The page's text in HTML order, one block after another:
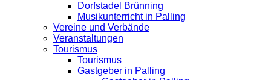
Dorfstadel Brünning
Musikunterricht in Palling
Vereine und Verbände
Veranstaltungen
Tourismus
Tourismus
Gastgeber in Palling